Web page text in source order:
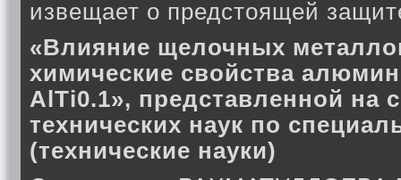
извещает о предстоящей
«Влияние щелочных
химические свойства
AlTi0.1», представленной на
технических наук по
(технические науки)